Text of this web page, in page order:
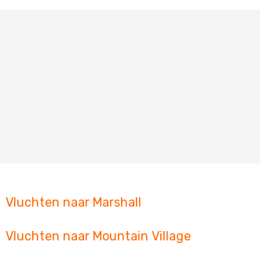
Vluchten naar Marshall
Vluchten naar Mountain Village